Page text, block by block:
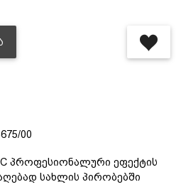
00
C პროფესიონალური ეფექტის
სახლის პირობებში